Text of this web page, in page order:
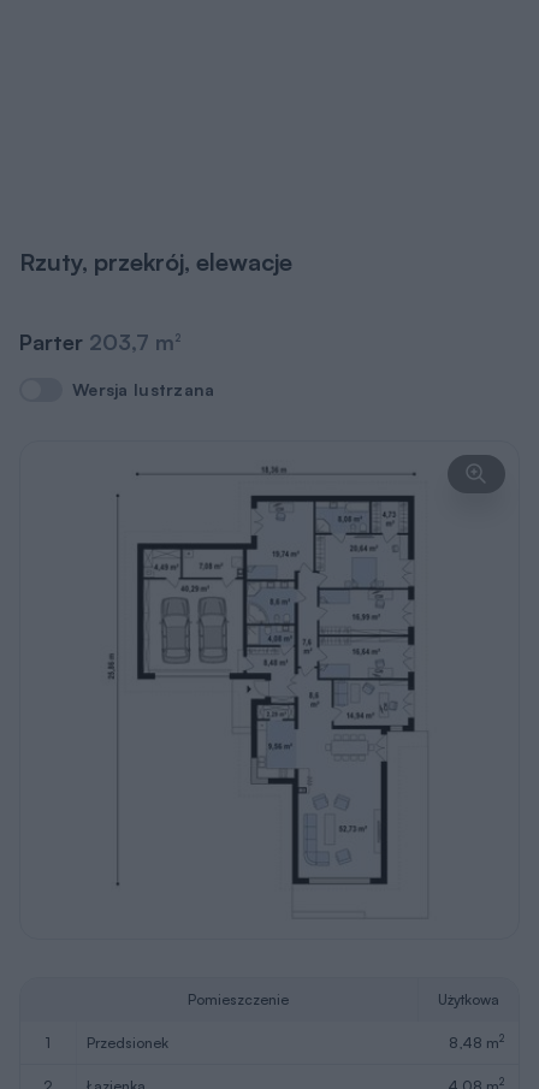
Rzuty, przekrój, elewacje
Parter 203,7 m2
Wersja lustrzana
Wersja lustrzana
Pomieszczenie Użytkowa
1 przedsionek 8,48 m2
2